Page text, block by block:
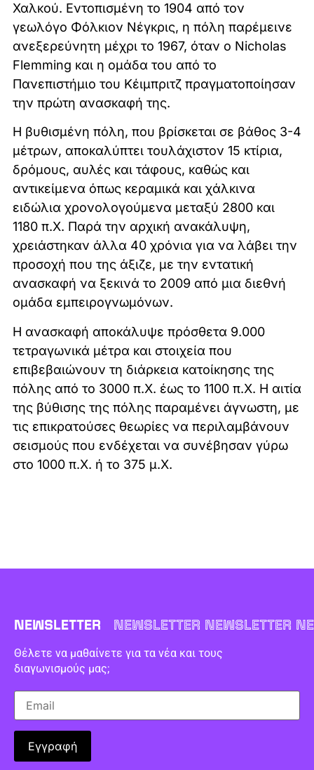
Χαλκού. Εντοπισμένη το 1904 από τον
γεωλόγο Φόλκιον Νέγκρις, η πόλη παρέμεινε
ανεξερεύνητη μέχρι το 1967, όταν ο Nicholas
Flemming και η ομάδα του από το
Πανεπιστήμιο του Κέιμπριτζ πραγματοποίησαν
την πρώτη ανασκαφή της.
Η βυθισμένη πόλη, που βρίσκεται σε βάθος 3-4
μέτρων, αποκαλύπτει τουλάχιστον 15 κτίρια,
δρόμους, αυλές και τάφους, καθώς και
αντικείμενα όπως κεραμικά και χάλκινα
ειδώλια χρονολογούμενα μεταξύ 2800 και
1180 π.Χ. Παρά την αρχική ανακάλυψη,
χρειάστηκαν άλλα 40 χρόνια για να λάβει την
προσοχή που της άξιζε, με την εντατική
ανασκαφή να ξεκινά το 2009 από μια διεθνή
ομάδα εμπειρογνωμόνων.
Η ανασκαφή αποκάλυψε πρόσθετα 9.000
τετραγωνικά μέτρα και στοιχεία που
επιβεβαιώνουν τη διάρκεια κατοίκησης της
πόλης από το 3000 π.Χ. έως το 1100 π.Χ. Η αιτία
της βύθισης της πόλης παραμένει άγνωστη, με
τις επικρατούσες θεωρίες να περιλαμβάνουν
σεισμούς που ενδέχεται να συνέβησαν γύρω
στο 1000 π.Χ. ή το 375 μ.Χ.
NEWSLETTER NEWSLETTER NEWSLETTER
Θέλετε να μαθαίνετε για τα νέα και τους
διαγωνισμούς μας;